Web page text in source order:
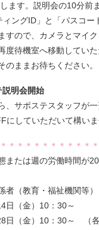
ます。説明会の10分前
ングID」と「パスコー
すので、カメラとマイク
度待機室へ移動していた
のままお待ちください。
明会開始
、サポステスタッフが一
にしていただいて構い
＊＊＊＊＊＊＊＊＊＊
または週の労働時間が
育・福祉機関等）
日（金）10：30～
：30～ （各日と